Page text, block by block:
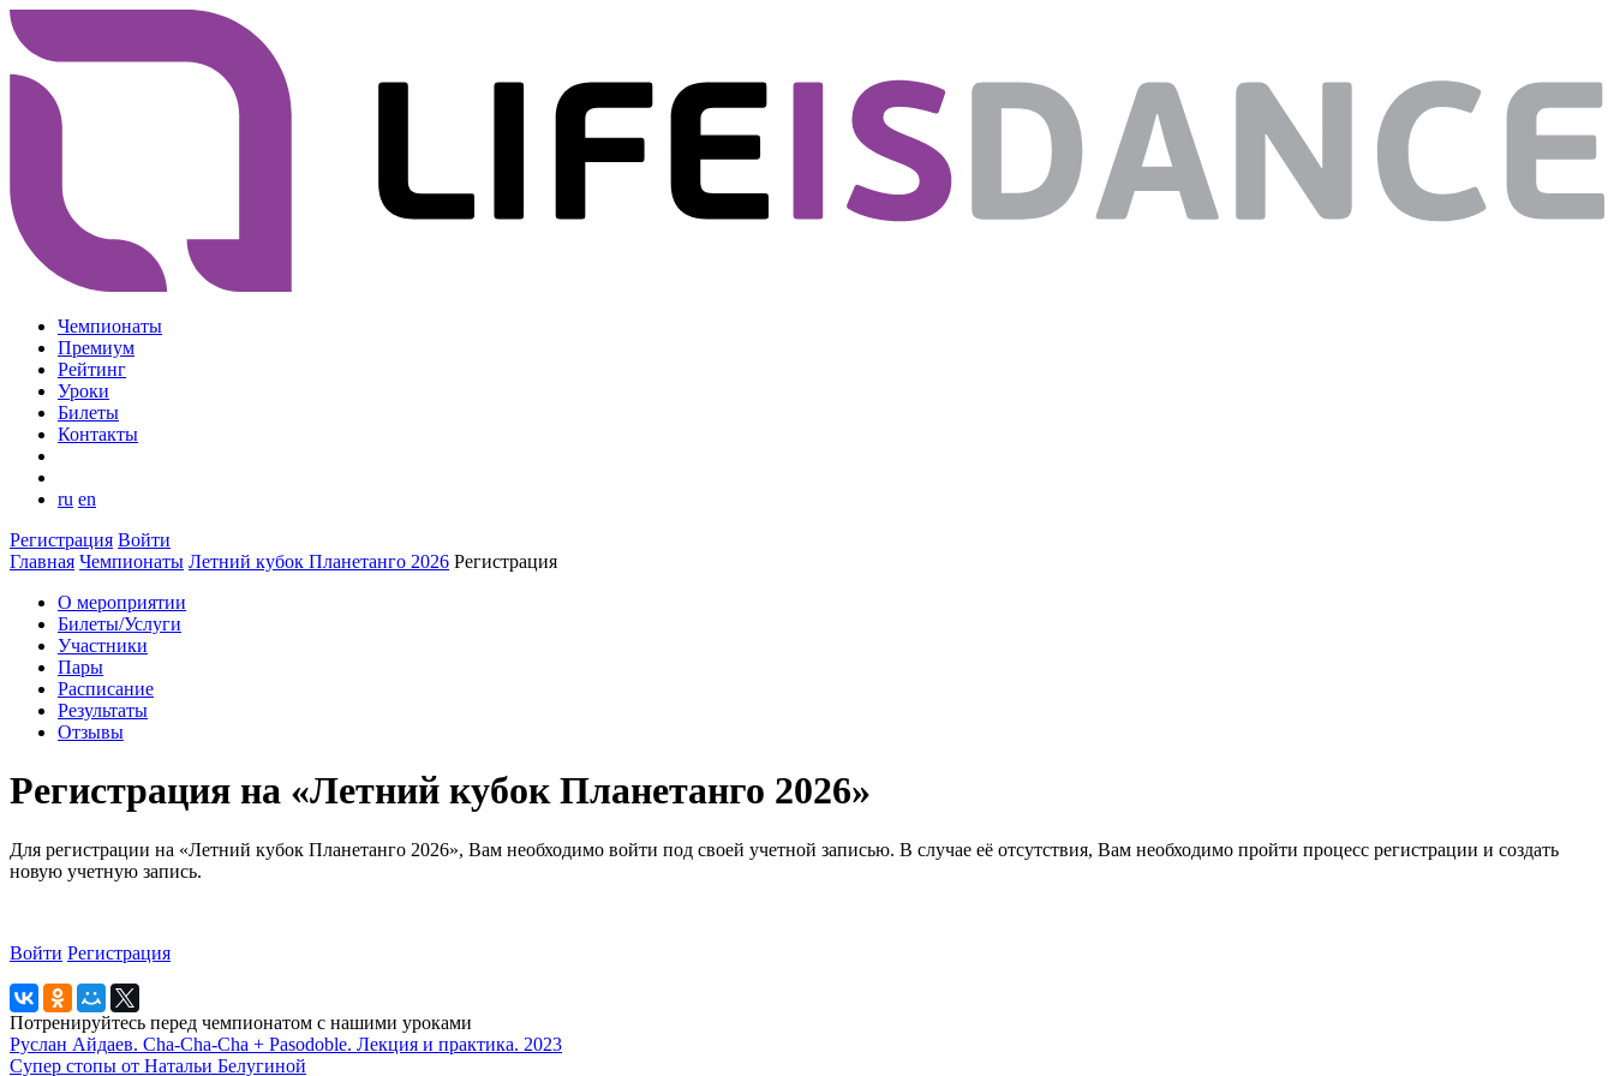
Чемпионаты
Премиум
Рейтинг
Уроки
Билеты
Контакты
ru en
Регистрация Войти
Главная Чемпионаты Летний кубок Планетанго 2026 Регистрация
О мероприятии
Билеты/Услуги
Участники
Пары
Расписание
Результаты
Отзывы
Регистрация на «Летний кубок Планетанго 2026»
Для регистрации на «Летний кубок Планетанго 2026», Вам необходимо войти под своей учетной записью. В случае её отсутствия, Вам необходимо пройти процесс регистрации и создать
новую учетную запись.
Войти Регистрация
Потренируйтесь перед чемпионатом с нашими уроками
Руслан Айдаев. Cha-Cha-Cha + Pasodoble. Лекция и практика. 2023
Супер стопы от Натальи Белугиной